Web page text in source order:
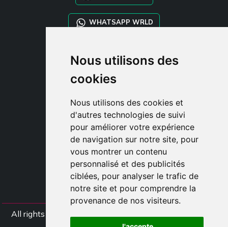
Nous utilisons des
cookies
Nous utilisons des cookies et
d'autres technologies de suivi
pour améliorer votre expérience
de navigation sur notre site, pour
vous montrer un contenu
personnalisé et des publicités
ciblées, pour analyser le trafic de
notre site et pour comprendre la
provenance de nos visiteurs.
WHATSAPP WRLD
STYLIA SERVICES
SHOP B2B
TAYLOR MADE ORDERS
CLIENT
ENREGISTRE-TOI
ACCÈS
PANIER
All rights Styliafoe s.r.l. © 2025 - TVA IT15015641002